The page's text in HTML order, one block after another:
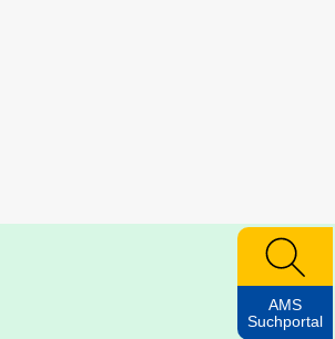
AMS
Suchportal